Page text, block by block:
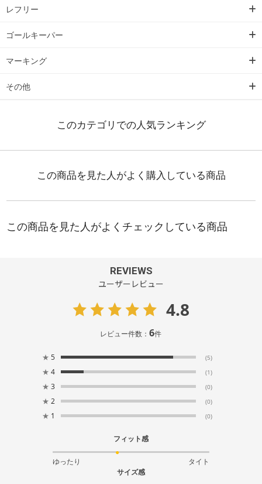
レフリー
ゴールキーパー
マーキング
その他
REVIEWS
ユーザーレビュー
4.8
レビュー件数：6件
★ 5 (5)
★ 4 (1)
★ 3 (0)
★ 2 (0)
★ 1 (0)
フィット感
ゆったり
タイト
サイズ感